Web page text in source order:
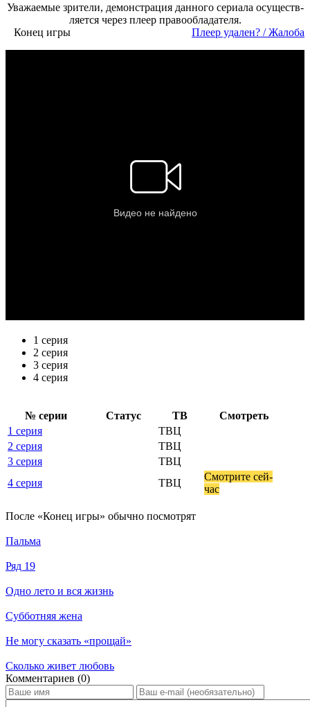
Ува­жае­мые зри­те­ли, де­мон­ст­ра­ция дан­но­го се­риа­ла осу­ще­ст­в­
ля­ет­ся че­рез пле­ер пра­во­об­ла­да­те­ля.
Конец игры
Пле­ер уда­лен? / Жа­ло­ба
1 серия
2 серия
3 серия
4 серия
№ се­рии Ста­тус ТВ
Смот­реть
1 серия
ТВЦ
2 серия
ТВЦ
3 серия
ТВЦ
4 серия
ТВЦ
Смот­ри­те сей­
час
По­сле «Конец игры» обыч­но по­смот­рят
Пальма
Ряд 19
Одно лето и вся жизнь
Субботняя жена
Не могу сказать «прощай»
Сколько живет любовь
Ком­мен­та­ри­ев (0)